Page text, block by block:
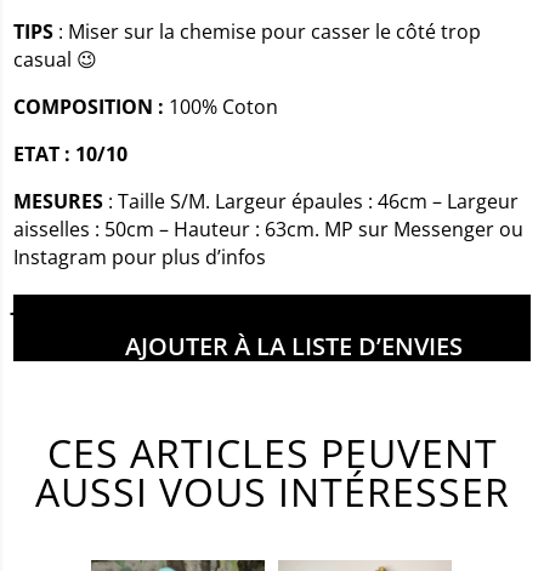
TIPS : Miser sur la chemise pour casser le côté trop
casual 😉
COMPOSITION : 100% Coton
ETAT : 10/10
MESURES : Taille S/M. Largeur épaules : 46cm – Largeur
aisselles : 50cm – Hauteur : 63cm. MP sur Messenger ou
Instagram pour plus d’infos
AJOUTER À LA LISTE D’ENVIES
CES ARTICLES PEUVENT
AUSSI VOUS INTÉRESSER